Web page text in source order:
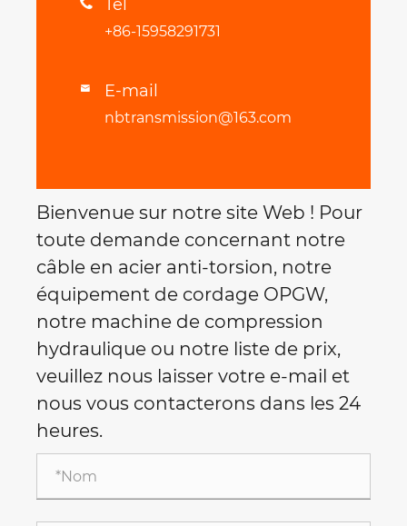
 Tél
+86-15958291731
 E-mail
nbtransmission@163.com
Bienvenue sur notre site Web ! Pour
toute demande concernant notre
câble en acier anti-torsion, notre
équipement de cordage OPGW,
notre machine de compression
hydraulique ou notre liste de prix,
veuillez nous laisser votre e-mail et
nous vous contacterons dans les 24
heures.